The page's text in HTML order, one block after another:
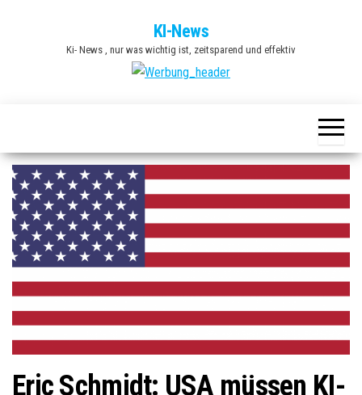
KI-News
Ki- News , nur was wichtig ist, zeitsparend und effektiv
Eric Schmidt: USA müssen KI-